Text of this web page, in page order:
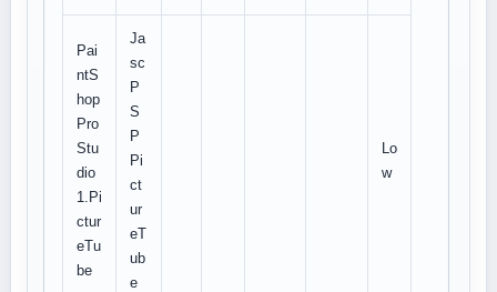
Pai
ntS
hop
Pro
Stu
dio
1.Pi
ctur
eTu
be
Ja
sc
P
S
P
Pi
ct
ur
eT
ub
e
Lo
w